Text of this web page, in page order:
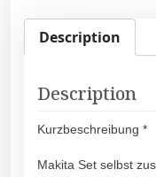
Description
Description
Kurzbeschreibung *
Makita Set selbst